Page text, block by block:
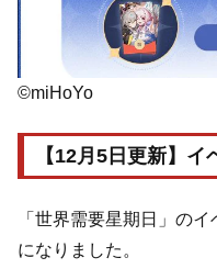
©miHoYo
【12月5日更新】
「世界需要星期日」の
になりました。